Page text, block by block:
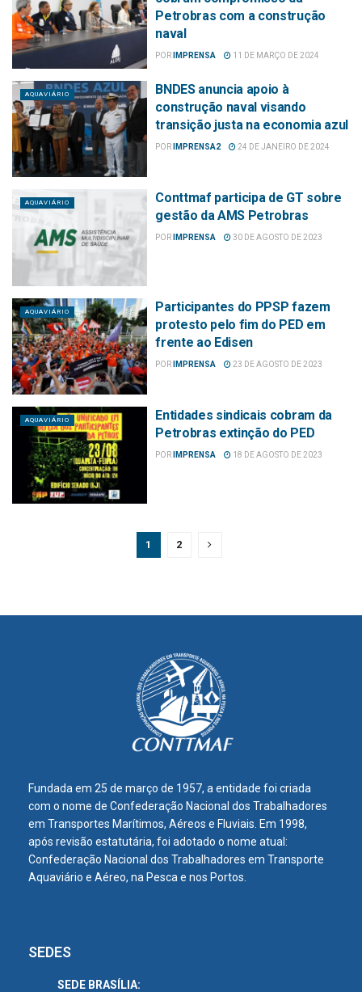
Petrobras com a construção
naval
POR IMPRENSA 11 DE MARÇO DE 2024
AQUAVIÁRIO
BNDES anuncia apoio à
construção naval visando
transição justa na economia azul
POR IMPRENSA2 24 DE JANEIRO DE 2024
AQUAVIÁRIO
Conttmaf participa de GT sobre
gestão da AMS Petrobras
POR IMPRENSA 30 DE AGOSTO DE 2023
AQUAVIÁRIO
Participantes do PPSP fazem
protesto pelo fim do PED em
frente ao Edisen
POR IMPRENSA 23 DE AGOSTO DE 2023
AQUAVIÁRIO
Entidades sindicais cobram da
Petrobras extinção do PED
POR IMPRENSA 18 DE AGOSTO DE 2023
1 2
Fundada em 25 de março de 1957, a entidade foi criada
com o nome de Confederação Nacional dos Trabalhadores
em Transportes Marítimos, Aéreos e Fluviais. Em 1998,
após revisão estatutária, foi adotado o nome atual:
Confederação Nacional dos Trabalhadores em Transporte
Aquaviário e Aéreo, na Pesca e nos Portos.
SEDES
SEDE BRASÍLIA: